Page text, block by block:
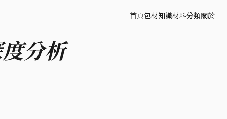
首頁包材知識材料分類關於
分析